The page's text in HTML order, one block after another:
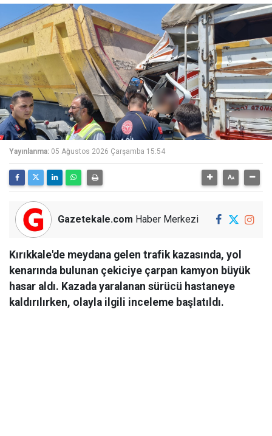
Yayınlanma: 05 Ağustos 2026 Çarşamba 15:54
Gazetekale.com Haber Merkezi
Kırıkkale'de meydana gelen trafik kazasında, yol
kenarında bulunan çekiciye çarpan kamyon büyük
hasar aldı. Kazada yaralanan sürücü hastaneye
kaldırılırken, olayla ilgili inceleme başlatıldı.